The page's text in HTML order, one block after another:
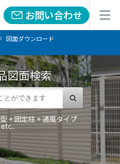
お問い合わせ
お問い合わせ
図面ダウンロード
図面検索
+ 固定柱 + 通風タイプ
etc..